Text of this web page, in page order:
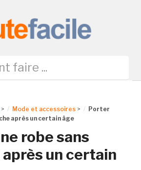
> Mode et accessoires >
Porter
après un certain âge
robe sans
un certain